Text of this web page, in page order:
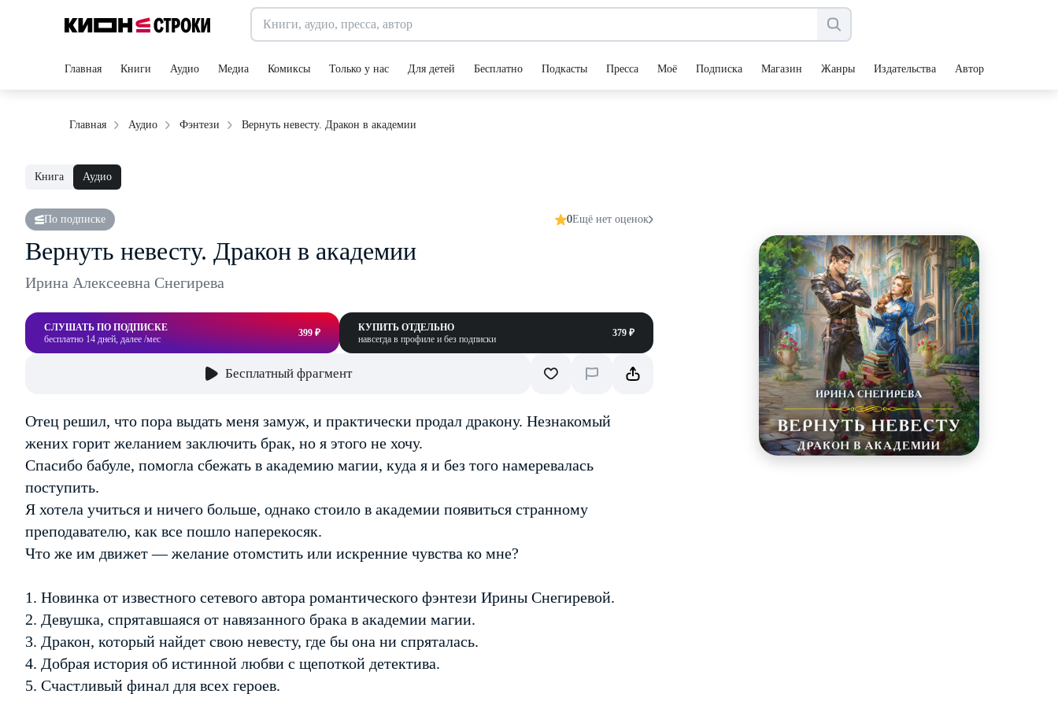
Главная Книги Аудио Медиа Комиксы Только у нас Для детей Бесплатно Подкасты Пресса Моё Подписка Магазин Жанры Издательства Авторы
Главная Аудио Фэнтези Вернуть невесту. Дракон в академии
Книга Аудио
По подписке 0Ещё нет оценок
Вернуть невесту. Дракон в академии
Ирина Алексеевна Снегирева
СЛУШАТЬ ПО ПОДПИСКЕ
бесплатно 14 дней, далее /мес
399 ₽
КУПИТЬ ОТДЕЛЬНО
навсегда в профиле и без подписки
379 ₽
Бесплатный фрагмент
Отец решил, что пора выдать меня замуж, и практически продал дракону. Незнакомый
жених горит желанием заключить брак, но я этого не хочу.
Спасибо бабуле, помогла сбежать в академию магии, куда я и без того намеревалась
поступить.
Я хотела учиться и ничего больше, однако стоило в академии появиться странному
преподавателю, как все пошло наперекосяк.
Что же им движет — желание отомстить или искренние чувства ко мне?
1. Новинка от известного сетевого автора романтического фэнтези Ирины Снегиревой.
2. Девушка, спрятавшаяся от навязанного брака в академии магии.
3. Дракон, который найдет свою невесту, где бы она ни спряталась.
4. Добрая история об истинной любви с щепоткой детектива.
5. Счастливый финал для всех героев.